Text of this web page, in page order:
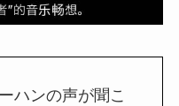
ハンの声が聞こ